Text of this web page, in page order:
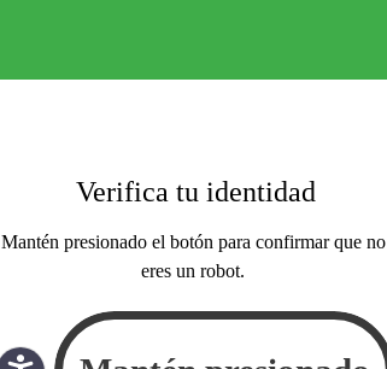
Verifica tu identidad
Mantén presionado el botón para confirmar que no
eres un robot.